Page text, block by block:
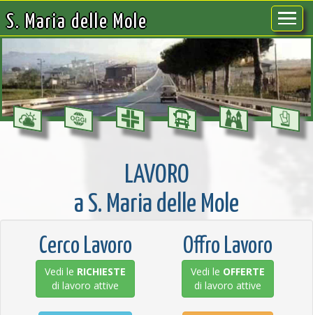
S. Maria delle Mole
LAVORO
a S. Maria delle Mole
Cerco Lavoro
Vedi le RICHIESTE
di lavoro attive
Offro Lavoro
Vedi le OFFERTE
di lavoro attive